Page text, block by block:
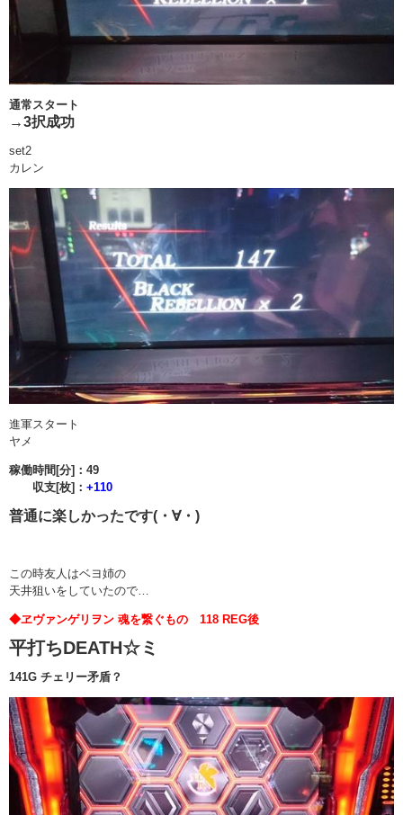
通常スタート
→3択成功
set2
カレン
進軍スタート
ヤメ
稼働時間[分]：49
収支[枚]： +110
普通に楽しかったです(・∀・)
この時友人はベヨ姉の
天井狙いをしていたので…
◆ヱヴァンゲリヲン 魂を繋ぐもの 118 REG後
平打ちDEATH☆ミ
141G チェリー矛盾？